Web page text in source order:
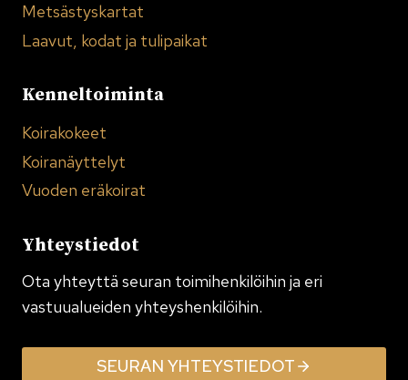
Metsästyskartat
Laavut, kodat ja tulipaikat
Kenneltoiminta
Koirakokeet
Koiranäyttelyt
Vuoden eräkoirat
Yhteystiedot
Ota yhteyttä seuran toimi­henkilöihin ja eri
vastuualueiden yhteyshenkilöihin.
SEURAN YHTEYSTIEDOT